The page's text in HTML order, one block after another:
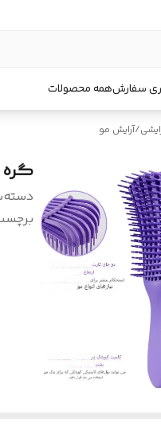
سفارشهمه محصولات
/آرایش مو
گره